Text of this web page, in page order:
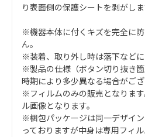
り表面側の保護シートを剥がしま
※機器本体に付くキズを完全に
ん。
※装着、取り外し時は落下などに
※製品の仕様（ボタン切り抜き
時期により多少異なる場合がござ
※フィルムのみの販売となりま
ル画像となります。
※梱包パッケージは同一デザイ
っておりますが中身は専用フィル